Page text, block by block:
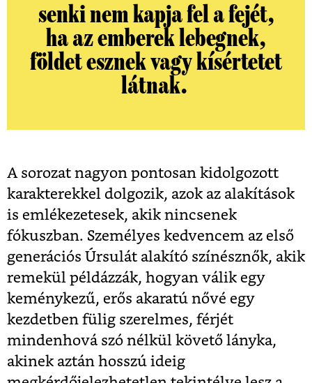
senki nem kapja fel a fejét,
ha az emberek lebegnek,
földet esznek vagy kísértetet
látnak.
A sorozat nagyon pontosan kidolgozott
karakterekkel dolgozik, azok az alakítások
is emlékezetesek, akik nincsenek
fókuszban. Személyes kedvencem az első
generációs Úrsulát alakító színésznők, akik
remekül példázzák, hogyan válik egy
keménykezű, erős akaratú nővé egy
kezdetben fülig szerelmes, férjét
mindenhová szó nélkül követő lányka,
akinek aztán hosszú ideig